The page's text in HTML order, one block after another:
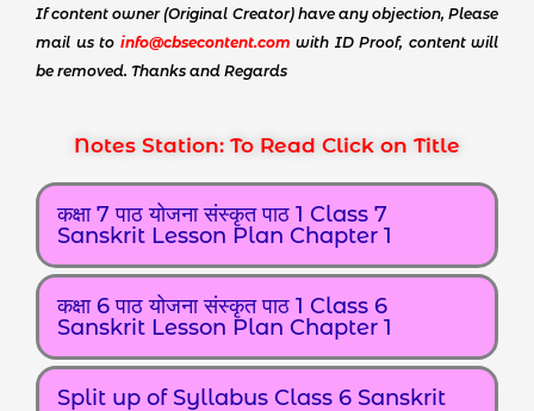
If content owner (Original Creator) have any objection, Please
mail us to info@cbsecontent.com with ID Proof, content will
be removed. Thanks and Regards
Notes Station: To Read Click on Title
कक्षा 7 पाठ योजना संस्कृत पाठ 1 Class 7
Sanskrit Lesson Plan Chapter 1
कक्षा 6 पाठ योजना संस्कृत पाठ 1 Class 6
Sanskrit Lesson Plan Chapter 1
Split up of Syllabus Class 6 Sanskrit